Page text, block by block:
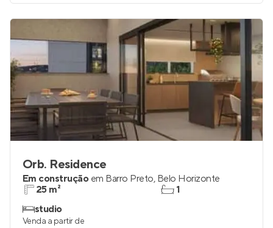
Orb. Residence
Em construção em Barro Preto, Belo Horizonte
25 m²
studio
1
Venda a partir de